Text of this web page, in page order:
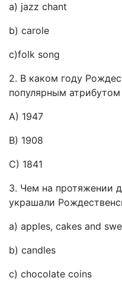
a) jazz chant
b) carole
c)folk song
2. В каком году
популярным
A) 1947
B) 1908
C) 1841
3. Чем на протяжении
украшали
a) apples, cakes and
b) candles
c) chocolate coins